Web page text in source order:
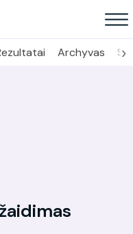
Archyvas ›